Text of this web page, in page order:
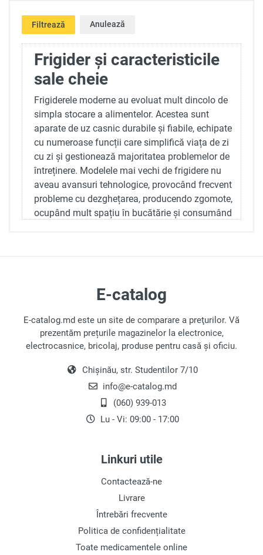
Filtrează Anulează
Frigider și caracteristicile
sale cheie
Frigiderele moderne au evoluat mult dincolo de
simpla stocare a alimentelor. Acestea sunt
aparate de uz casnic durabile și fiabile, echipate
cu numeroase funcții care simplifică viața de zi
cu zi și gestionează majoritatea problemelor de
întreținere. Modelele mai vechi de frigidere nu
aveau avansuri tehnologice, provocând frecvent
probleme cu dezghețarea, producendo zgomote,
ocupând mult spațiu în bucătărie și consumând
durabilitate și funcționalități suplimentare
Acoperire antibacteriană
Această caracteristică ajută la prevenirea
mirosurilor neplăcute și a creșterii bacteriilor,
asigurând curățenia în interiorul frigiderului.
Indicator de ușă deschisă
Un sistem de alarmă te anunță dacă ușa
Blocat copii
Această funcție protejează panoul de control de
manipulările accidentale de către copii.
Este esențial să alegi un frigider care să
corespundă nevoilor și cerințelor tale.
E-catalog
E-catalog.md este un site de comparare a preţurilor. Vă
prezentăm prețurile magazinelor la electronice,
electrocasnice, bricolaj, produse pentru casă și oficiu.
Chișinău, str. Studentilor 7/10
info@e-catalog.md
(060) 939-013
Lu - Vi: 09:00 - 17:00
Linkuri utile
Contactează-ne
Livrare
Întrebări frecvente
Politica de confidențialitate
Toate medicamentele online